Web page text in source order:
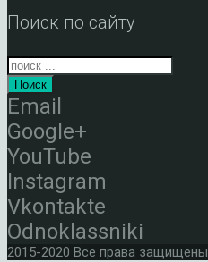
Поиск по сайту
Поиск
Email
Google+
YouTube
Instagram
Vkontakte
Odnoklassniki
2015-2020 Все права защищены